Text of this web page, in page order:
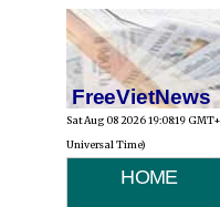
FreeVietNews
Sat Aug 08 2026 19:08:19
Universal Time)
HOME